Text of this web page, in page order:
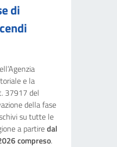
di
e la
37917 del
della fase
su tutte le
a partiredal
compreso.